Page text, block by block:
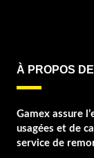
À PROPOS
Gamex assure
usagées et de
service de